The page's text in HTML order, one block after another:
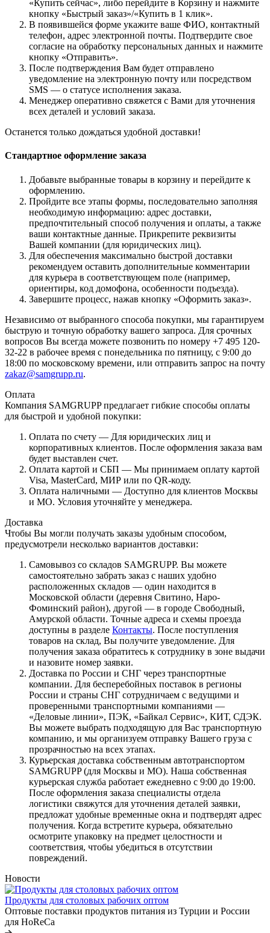
«Купить сейчас», либо перейдите в Корзину и нажмите
кнопку «Быстрый заказ»/«Купить в 1 клик».
В появившейся форме укажите ваше ФИО, контактный
телефон, адрес электронной почты. Подтвердите свое
согласие на обработку персональных данных и нажмите
кнопку «Отправить».
После подтверждения Вам будет отправлено
уведомление на электронную почту или посредством
SMS — о статусе исполнения заказа.
Менеджер оперативно свяжется с Вами для уточнения
всех деталей и условий заказа.
Останется только дождаться удобной доставки!
Стандартное оформление заказа
Добавьте выбранные товары в корзину и перейдите к
оформлению.
Пройдите все этапы формы, последовательно заполняя
необходимую информацию: адрес доставки,
предпочтительный способ получения и оплаты, а также
ваши контактные данные. Прикрепите реквизиты
Вашей компании (для юридических лиц).
Для обеспечения максимально быстрой доставки
рекомендуем оставить дополнительные комментарии
для курьера в соответствующем поле (например,
ориентиры, код домофона, особенности подъезда).
Завершите процесс, нажав кнопку «Оформить заказ».
Независимо от выбранного способа покупки, мы гарантируем
быструю и точную обработку вашего запроса. Для срочных
вопросов Вы всегда можете позвонить по номеру +7 495 120-
32-22 в рабочее время с понедельника по пятницу, с 9:00 до
18:00 по московскому времени, или отправить запрос на почту
zakaz@samgrupp.ru.
Оплата
Компания SAMGRUPP предлагает гибкие способы оплаты
для быстрой и удобной покупки:
Оплата по счету — Для юридических лиц и
корпоративных клиентов. После оформления заказа вам
будет выставлен счет.
Оплата картой и СБП — Мы принимаем оплату картой
Visa, MasterCard, МИР или по QR-коду.
Оплата наличными — Доступно для клиентов Москвы
и МО. Условия уточняйте у менеджера.
Доставка
Чтобы Вы могли получать заказы удобным способом,
предусмотрели несколько вариантов доставки:
Самовывоз со складов SAMGRUPP. Вы можете
самостоятельно забрать заказ с наших удобно
расположенных складов — один находится в
Московской области (деревня Свитино, Наро-
Фоминский район), другой — в городе Свободный,
Амурской области. Точные адреса и схемы проезда
доступны в разделе Контакты. После поступления
товаров на склад, Вы получите уведомление. Для
получения заказа обратитесь к сотруднику в зоне выдачи
и назовите номер заявки.
Доставка по России и СНГ через транспортные
компании. Для бесперебойных поставок в регионы
России и страны СНГ сотрудничаем с ведущими и
проверенными транспортными компаниями —
«Деловые линии», ПЭК, «Байкал Сервис», КИТ, СДЭК.
Вы можете выбрать подходящую для Вас транспортную
компанию, и мы организуем отправку Вашего груза с
прозрачностью на всех этапах.
Курьерская доставка собственным автотранспортом
SAMGRUPP (для Москвы и МО). Наша собственная
курьерская служба работает ежедневно с 9:00 до 19:00.
После оформления заказа специалисты отдела
логистики свяжутся для уточнения деталей заявки,
предложат удобные временные окна и подтвердят адрес
получения. Когда встретите курьера, обязательно
осмотрите упаковку на предмет целостности и
соответствия, чтобы убедиться в отсутствии
повреждений.
Новости
Продукты для столовых рабочих оптом
Оптовые поставки продуктов питания из Турции и России
для HoReCa